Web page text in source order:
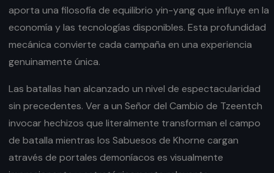
aporta una filosofía de equilibrio yin-yang que influye en la
economía y las tecnologías disponibles. Esta profundidad
mecánica convierte cada campaña en una experiencia
genuinamente única.
Las batallas han alcanzado un nivel de espectacularidad
sin precedentes. Ver a un Señor del Cambio de Tzeentch
invocar hechizos que literalmente transforman el campo
de batalla mientras los Sabuesos de Khorne cargan
através de portales demoníacos es visualmente